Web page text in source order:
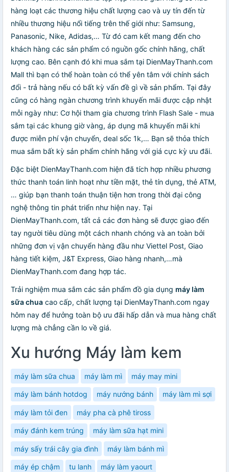
hàng loạt các thương hiệu chất lượng cao và uy tín đến từ
nhiều thương hiệu nổi tiếng trên thế giới như: Samsung,
Panasonic, Nike, Adidas,… Từ đó cam kết mang đến cho
khách hàng các sản phẩm có nguồn gốc chính hãng, chất
lượng cao. Bên cạnh đó khi mua sắm tại DienMayThanh.com
Mall thì bạn có thể hoàn toàn có thể yên tâm với chính sách
đổi - trả hàng nếu có bất kỳ vấn đề gì về sản phẩm. Tại đây
cũng có hàng ngàn chương trình khuyến mãi được cập nhật
mỗi ngày như: Cơ hội tham gia chương trình Flash Sale - mua
sắm tại các khung giờ vàng, áp dụng mã khuyến mãi khi
được miễn phí vận chuyển, deal sốc 1k,… Bạn sẽ thỏa thích
mua sắm bất kỳ sản phẩm chính hãng với giá cực kỳ ưu đãi.
Đặc biệt DienMayThanh.com hiện đã tích hợp nhiều phương
thức thanh toán linh hoạt như tiền mặt, thẻ tín dụng, thẻ ATM,
… giúp bạn thanh toán thuận tiện hơn trong thời đại công
nghệ thông tin phát triển như hiện nay. Tại
DienMayThanh.com, tất cả các đơn hàng sẽ được giao đến
tay người tiêu dùng một cách nhanh chóng và an toàn bởi
những đơn vị vận chuyển hàng đầu như Viettel Post, Giao
hàng tiết kiệm, J&T Express, Giao hàng nhanh,…mà
DienMayThanh.com đang hợp tác.
Trải nghiệm mua sắm các sản phẩm đồ gia dụng máy làm
sữa chua cao cấp, chất lượng tại DienMayThanh.com ngay
hôm nay để hưởng toàn bộ ưu đãi hấp dẫn và mua hàng chất
lượng mà chẳng cần lo về giá.
Xu hướng Máy làm kem
máy làm sữa chua máy làm mì máy may mini
máy làm bánh hotdog máy nướng bánh máy làm mì sợi
máy làm tỏi đen máy pha cà phê tiross
máy đánh kem trúng máy làm sữa hạt mini
máy sấy trái cây gia đình máy làm bánh mì
máy ép chậm tu lanh máy làm yaourt